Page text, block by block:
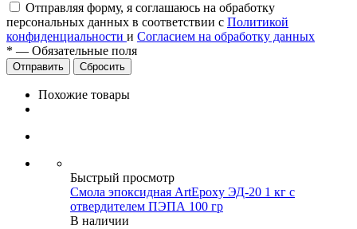
Отправляя форму, я соглашаюсь на обработку
персональных данных в соответствии с Политикой
конфиденциальности и Согласием на обработку данных
* — Обязательные поля
Сбросить
Похожие товары
Быстрый просмотр
Смола эпоксидная ArtEpoxy ЭД-20 1 кг с
отвердителем ПЭПА 100 гр
В наличии